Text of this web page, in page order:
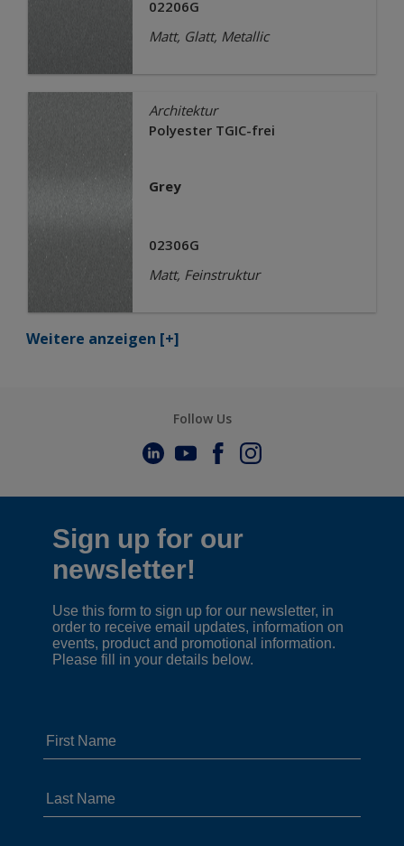
02206G
Matt, Glatt, Metallic
Architektur
Polyester TGIC-frei
Grey
02306G
Matt, Feinstruktur
Weitere anzeigen [+]
Follow Us